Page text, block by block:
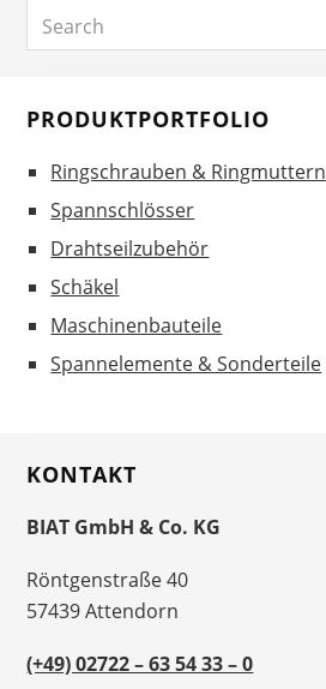
Sidebar
Search
PRODUKTPORTFOLIO
Ringschrauben & Ringmuttern
Spannschlösser
Drahtseilzubehör
Schäkel
Maschinenbauteile
Spannelemente & Sonderteile
KONTAKT
BIAT GmbH & Co. KG
Röntgenstraße 40
57439 Attendorn
(+49) 02722 – 63 54 33 – 0